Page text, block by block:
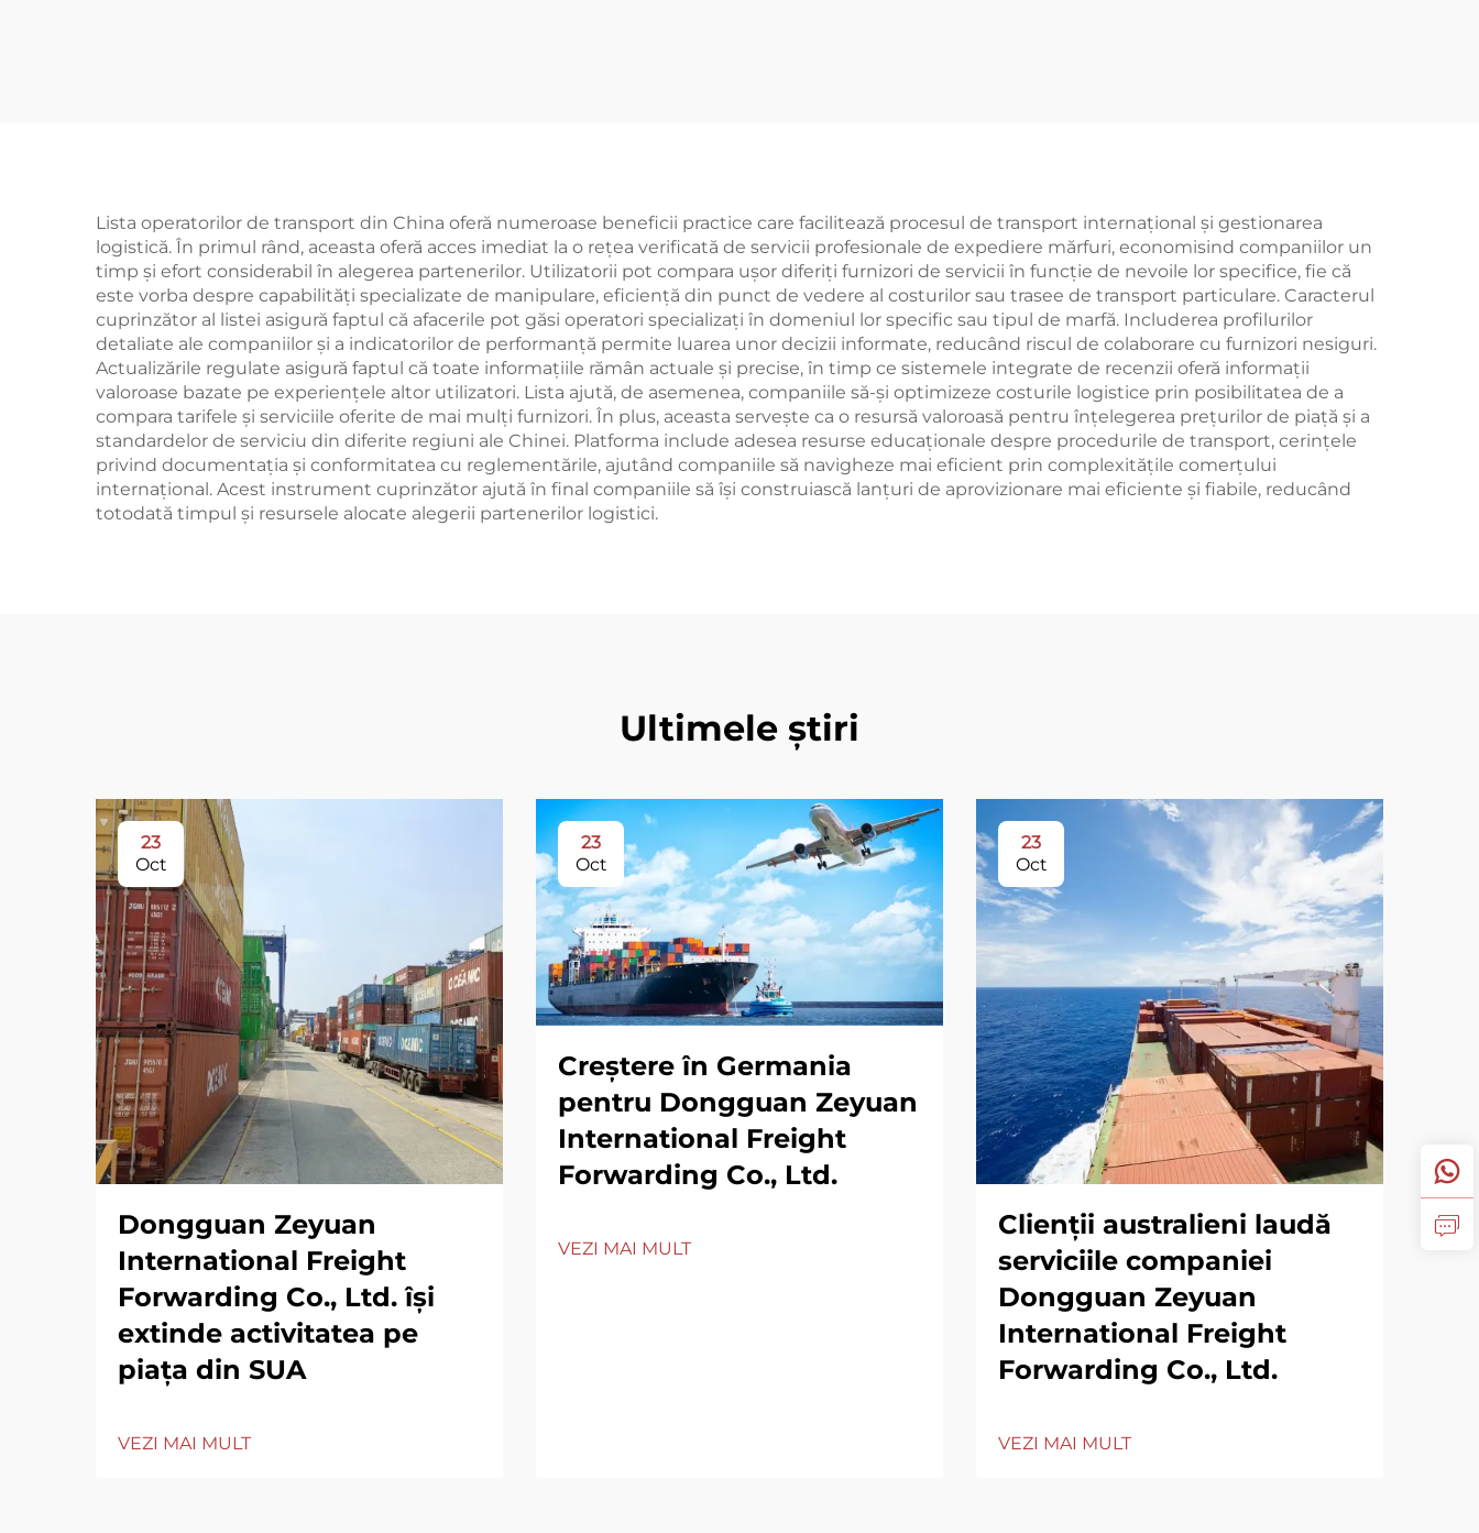
Lista operatorilor de transport din China oferă numeroase beneficii practice care facilitează procesul de transport internațional și gestionarea
logistică. În primul rând, aceasta oferă acces imediat la o rețea verificată de servicii profesionale de expediere mărfuri, economisind companiilor un
timp și efort considerabil în alegerea partenerilor. Utilizatorii pot compara ușor diferiți furnizori de servicii în funcție de nevoile lor specifice, fie că
este vorba despre capabilități specializate de manipulare, eficiență din punct de vedere al costurilor sau trasee de transport particulare. Caracterul
cuprinzător al listei asigură faptul că afacerile pot găsi operatori specializați în domeniul lor specific sau tipul de marfă. Includerea profilurilor
detaliate ale companiilor și a indicatorilor de performanță permite luarea unor decizii informate, reducând riscul de colaborare cu furnizori nesiguri.
Actualizările regulate asigură faptul că toate informațiile rămân actuale și precise, în timp ce sistemele integrate de recenzii oferă informații
valoroase bazate pe experiențele altor utilizatori. Lista ajută, de asemenea, companiile să-și optimizeze costurile logistice prin posibilitatea de a
compara tarifele și serviciile oferite de mai mulți furnizori. În plus, aceasta servește ca o resursă valoroasă pentru înțelegerea prețurilor de piață și a
standardelor de serviciu din diferite regiuni ale Chinei. Platforma include adesea resurse educaționale despre procedurile de transport, cerințele
privind documentația și conformitatea cu reglementările, ajutând companiile să navigheze mai eficient prin complexitățile comerțului
internațional. Acest instrument cuprinzător ajută în final companiile să își construiască lanțuri de aprovizionare mai eficiente și fiabile, reducând
totodată timpul și resursele alocate alegerii partenerilor logistici.
Ultimele știri
23
Oct
Dongguan Zeyuan
International Freight
Forwarding Co., Ltd. își
extinde activitatea pe
piața din SUA
VEZI MAI MULT
23
Oct
Creștere în Germania
pentru Dongguan Zeyuan
International Freight
Forwarding Co., Ltd.
VEZI MAI MULT
23
Oct
Clienții australieni laudă
serviciile companiei
Dongguan Zeyuan
International Freight
Forwarding Co., Ltd.
VEZI MAI MULT